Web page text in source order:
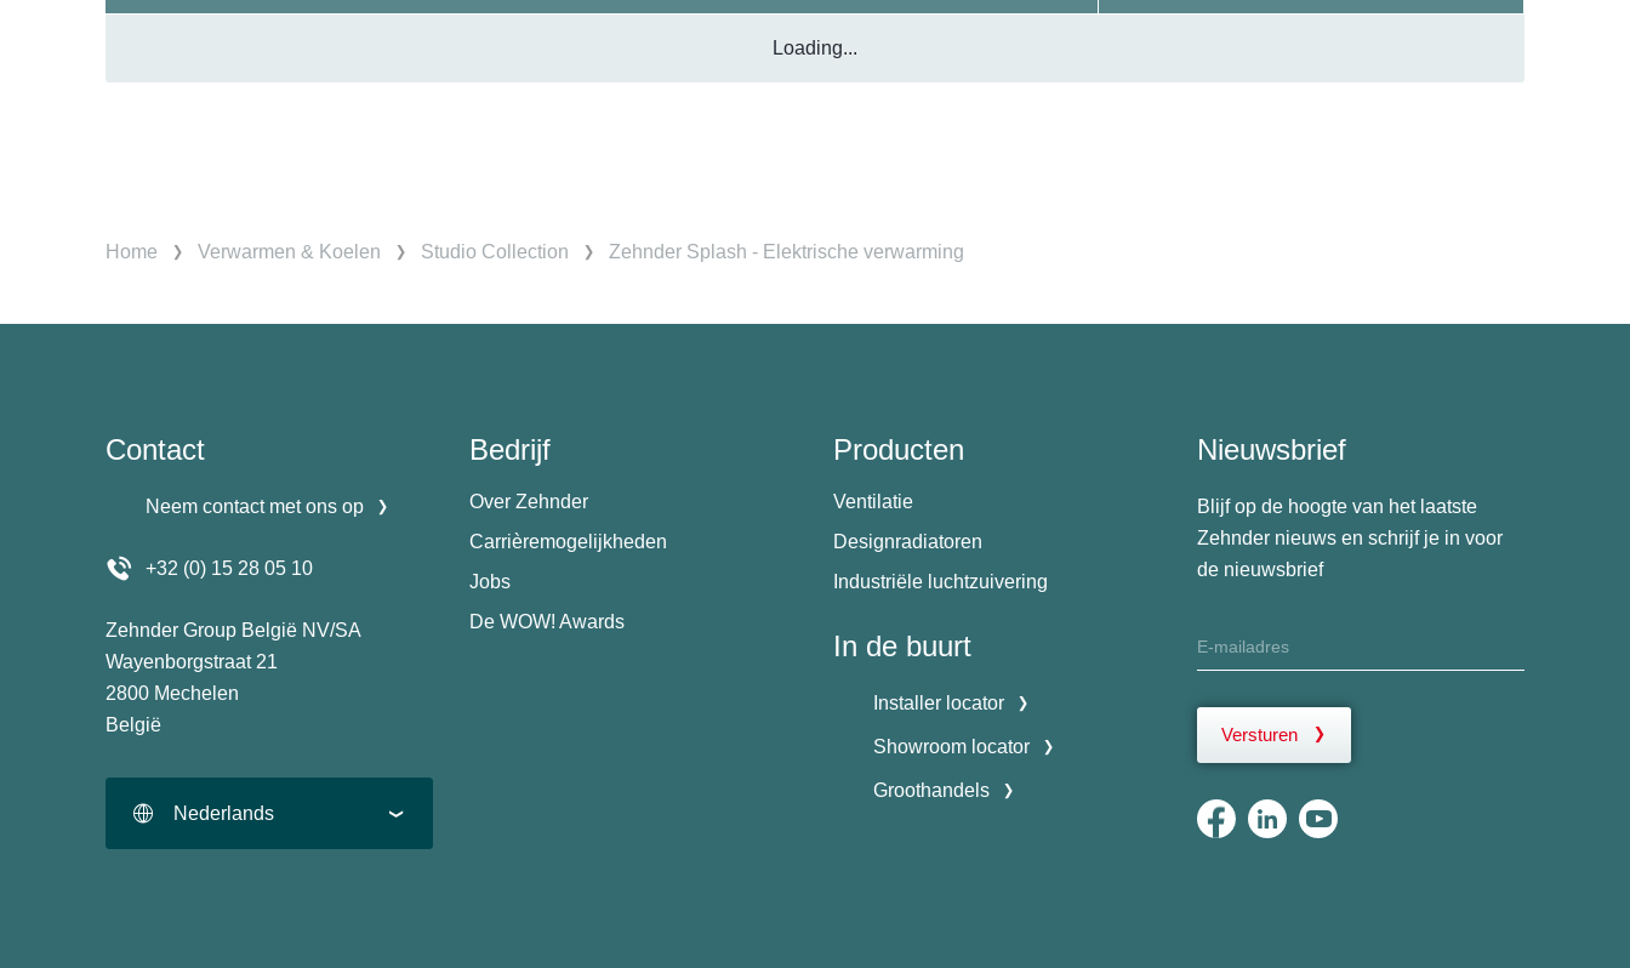
Loading...
Home Verwarmen & Koelen Studio Collection Zehnder Splash - Elektrische verwarming
Contact
Neem contact met ons op
+32 (0) 15 28 05 10
Zehnder Group België NV/SA
Wayenborgstraat 21
2800 Mechelen
België
Nederlands
Bedrijf
Over Zehnder
Carrièremogelijkheden
Jobs
De WOW! Awards
Producten
Ventilatie
Designradiatoren
Industriële luchtzuivering
In de buurt
Installer locator
Showroom locator
Groothandels
Nieuwsbrief
Blijf op de hoogte van het laatste
Zehnder nieuws en schrijf je in voor
de nieuwsbrief
Versturen